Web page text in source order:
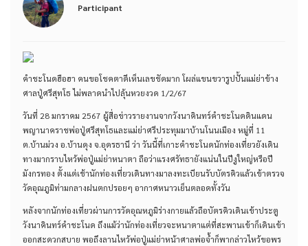
Participant
คำชะโนดฮือฮา คนขอโชคตาดีเห็นเลขชัดมาก โผล่แขนขวารูปปั้นแม่ย่าข้าง
ศาลปู่ศรีสุทโธ ไม่พลาดนำไปลุ้นหวยงวด 1/2/67
วันที่ 28 มกราคม 2567 ผู้สื่อข่าวรายงานจากวังนาคินทร์คำชะโนดดินแดน
พญานาคราชพ่อปู่ศรีสุทโธและแม่ย่าศรีประทุมมาบ้านโนนเมือง หมู่ที่ 11
ต.บ้านม่วง อ.บ้านดุง จ.อุดรธานี ว่า วันนี้ที่เกาะคำชะโนดนักท่องเที่ยวยังเดิน
ทางมากราบไหว้พ่อปู่แม่ย่าหนาตา ถือว่าแรงศรัทธายังแน่นในปีงูใหญ่หรือปี
มังกรทอง ตั้งแต่เช้านักท่องเที่ยวเดินทางมาลงทะเบียนรับบัตรคิวแล้วเข้าตรวจ
วัดอุณภูมิท่ามกลางฝนตกปรอยๆ อากาศหนาวเย็นตลอดทั้งวัน
หลังจากนักท่องเที่ยวผ่านการวัดอุณหภูมิร่างกายแล้วถือบัตรคิวเดินเข้าประตู
วังนาคินทร์คำชะโนด ถึงแม้ว่านักท่องเที่ยวจะหนาตาแต่ที่สะพานเข้าก็เดินเข้า
ออกสะดวกสบาย พอถึงลานไหว้พ่อปู่แม่ย่าหน้าศาลพ่อจ้ำก็พากล่าวไหว้ขอพร